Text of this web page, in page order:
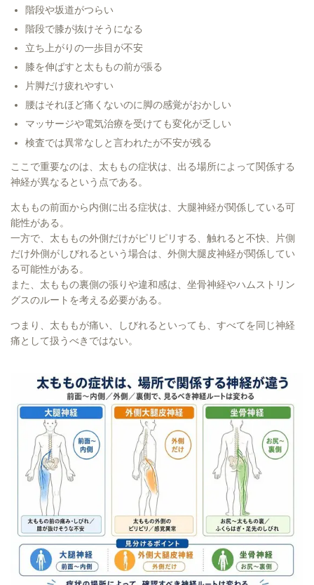
階段や坂道がつらい
階段で膝が抜けそうになる
立ち上がりの一歩目が不安
膝を伸ばすと太ももの前が張る
片脚だけ疲れやすい
腰はそれほど痛くないのに脚の感覚がおかしい
マッサージや電気治療を受けても変化が乏しい
検査では異常なしと言われたが不安が残る
ここで重要なのは、太ももの症状は、出る場所によって関係する
神経が異なるという点である。
太ももの前面から内側に出る症状は、大腿神経が関係している可
能性がある。
一方で、太ももの外側だけがピリピリする、触れると不快、片側
だけ外側がしびれるという場合は、外側大腿皮神経が関係してい
る可能性がある。
また、太ももの裏側の張りや違和感は、坐骨神経やハムストリン
グスのルートを考える必要がある。
つまり、太ももが痛い、しびれるといっても、すべてを同じ神経
痛として扱うべきではない。